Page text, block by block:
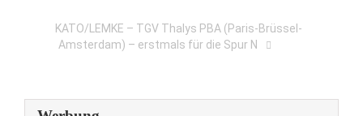
KATO/LEMKE – TGV Thalys PBA (Paris-Brüssel-
Amsterdam) – erstmals für die Spur N